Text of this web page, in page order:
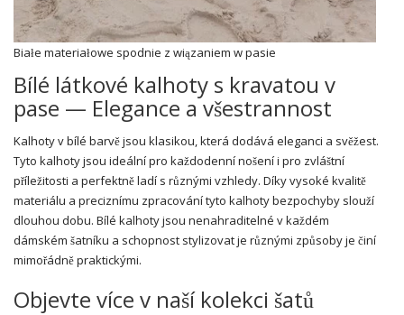
Białe materiałowe spodnie z wiązaniem w pasie
Bílé látkové kalhoty s kravatou v
pase — Elegance a všestrannost
Kalhoty v bílé barvě jsou klasikou, která dodává eleganci a svěžest.
Tyto kalhoty jsou ideální pro každodenní nošení i pro zvláštní
příležitosti a perfektně ladí s různými vzhledy. Díky vysoké kvalitě
materiálu a preciznímu zpracování tyto kalhoty bezpochyby slouží
dlouhou dobu. Bílé kalhoty jsou nenahraditelné v každém
dámském šatníku a schopnost stylizovat je různými způsoby je činí
mimořádně praktickými.
Objevte více v naší kolekci šatů